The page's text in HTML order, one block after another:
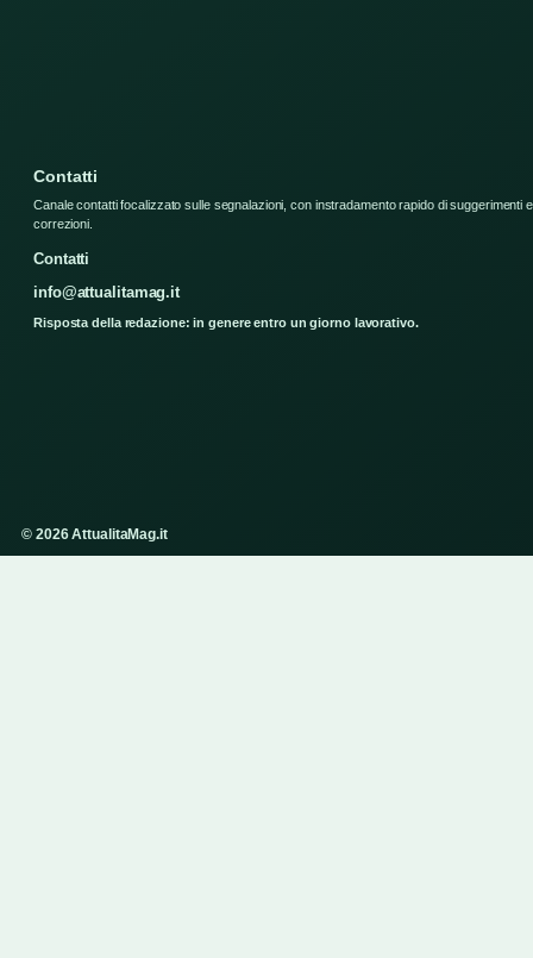
Contatti
Canale contatti focalizzato sulle segnalazioni, con instradamento rapido di suggerimenti e
correzioni.
Contatti
info@attualitamag.it
Risposta della redazione: in genere entro un giorno lavorativo.
© 2026 AttualitaMag.it